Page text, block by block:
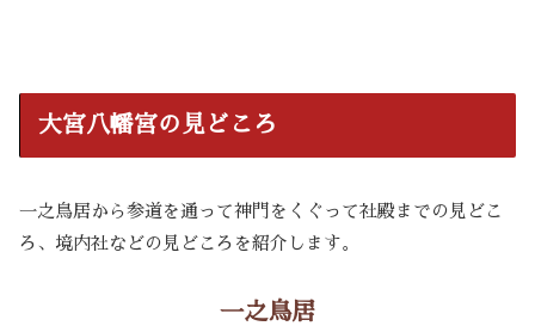
大宮八幡宮の見どころ
一之鳥居から参道を通って神門をくぐって社殿までの見どこ
ろ、境内社などの見どころを紹介します。
一之鳥居